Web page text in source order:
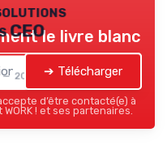
CEO
— 2026
le livre blanc
➔ Télécharger
d’être contacté(e) à
! et ses partenaires.